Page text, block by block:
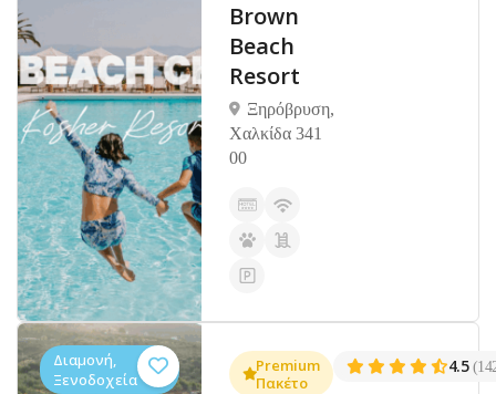
Brown
Beach
Resort
Ξηρόβρυση,
Χαλκίδα 341
00
Διαμονή,
Ξενοδοχεία
Premium
Πακέτο
4.5